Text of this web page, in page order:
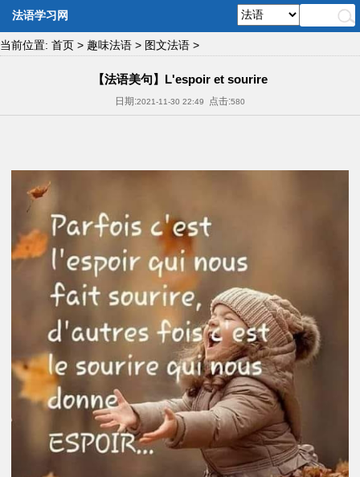
法语学习网
当前位置: 首页 > 趣味法语 > 图文法语 >
【法语美句】L'espoir et sourire
日期:2021-11-30 22:49 点击:580